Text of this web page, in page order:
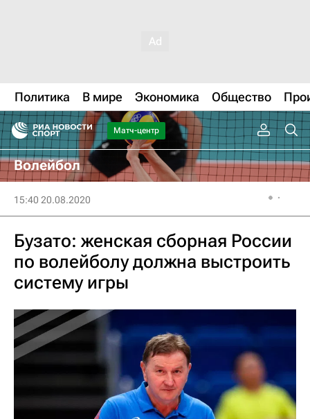
Политика В мире Экономика Общество
Матч-центр
Волейбол
15:40 20.08.2020
Бузато: женская сборная России
по волейболу должна выстроить
систему игры